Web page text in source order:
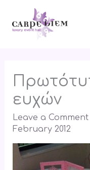
ευχών
Leave a Comment
February 2012